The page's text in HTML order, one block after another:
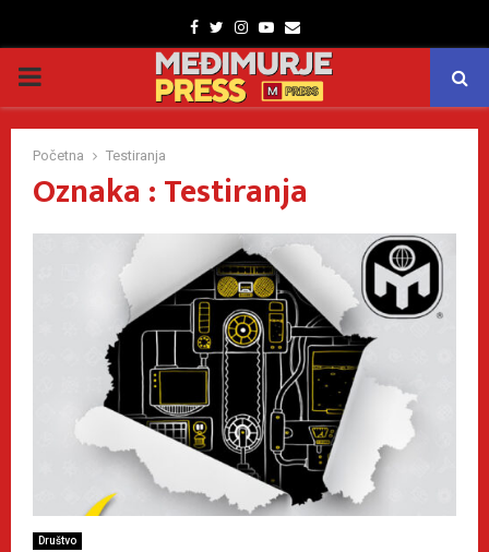
Facebook
TwitterInstagram
Youtube
Email
PRIMARY
MENU
Početna Testiranja
Oznaka : Testiranja
Društvo